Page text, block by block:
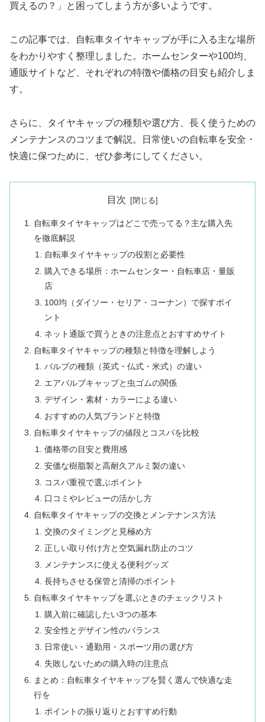
買えるの？」と困ってしまう方が多いようです。
この記事では、自転車タイヤキャップが手に入る主な場所
をわかりやすく整理しました。ホームセンターや100均、
通販サイトなど、それぞれの特徴や価格の目安も紹介しま
す。
さらに、タイヤキャップの種類や選び方、長く使うための
メンテナンスのコツまで解説。日常使いの自転車を安全・
快適に保つために、ぜひ参考にしてください。
目次
自転車タイヤキャップはどこで売ってる？主な購入先
を徹底解説
自転車タイヤキャップの役割と必要性
購入できる場所：ホームセンター・自転車店・量販
店
100均（ダイソー・セリア・コーナン）で探すポイ
ント
ネット通販で買うときの注意点とおすすめサイト
自転車タイヤキャップの種類と特徴を理解しよう
バルブの種類（英式・仏式・米式）の違い
エアバルブキャップと虫ゴムの関係
デザイン・素材・カラーによる違い
おすすめの人気ブランドと特徴
自転車タイヤキャップの値段とコスパを比較
価格帯の目安と費用感
安価な樹脂製と高耐久アルミ製の違い
コスパ重視で選ぶポイント
口コミやレビューの活かし方
自転車タイヤキャップの交換とメンテナンス方法
交換のタイミングと見極め方
正しい取り付け方と空気漏れ防止のコツ
メンテナンスに使える便利グッズ
長持ちさせる保管と清掃のポイント
自転車タイヤキャップを選ぶときのチェックリスト
購入前に確認したい3つの基本
安全性とデザイン性のバランス
日常使い・通勤用・スポーツ用の選び方
失敗しないための購入時の注意点
まとめ：自転車タイヤキャップを賢く選んで快適な走
行を
ポイントの振り返りとおすすめ行動